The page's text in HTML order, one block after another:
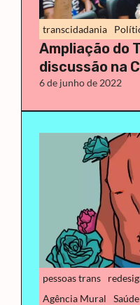
transcidadania
Ampliação do
discussão na
6 de junho de 2022
pessoas trans
Agência Mural
Saúde